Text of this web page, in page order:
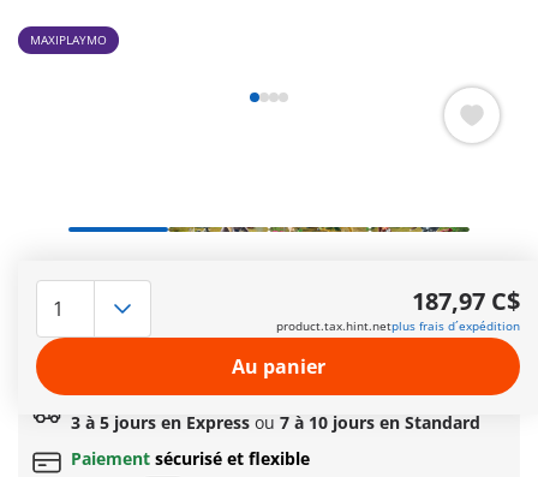
MAXIPLAYMO
Options de livraison rapide : 3 à 5 jours avec Express
ou 7 à 10 jours avec Standard
Cadeauincroyable offert dès 149C$ d’achat!
Livraison standard offertedès
Livraison rapide au choix
3 à 5 jours en Express ou 7 à 10 jours en Standard
Paiement sécurisé et flexible
187,97 C$
product.tax.hint.netplus frais d´expédition
Au panier